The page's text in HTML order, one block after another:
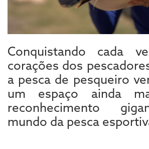
Conquistando cada
corações dos
a pesca de pesqueiro
um espaço ainda
reconhecimento
mundo da pesca